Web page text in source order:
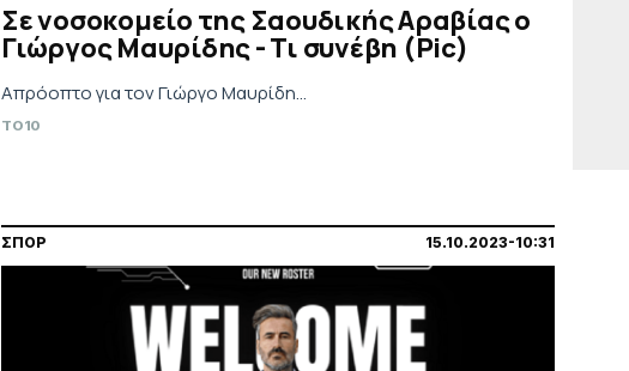
Σε νοσοκομείο της Σαουδικής Αραβίας ο
Γιώργος Μαυρίδης - Τι συνέβη (Pic)
Απρόοπτο για τον Γιώργο Μαυρίδη...
TO10
ΣΠΟΡ 15.10.2023-10:31